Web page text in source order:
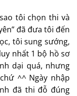
tôi chọn thi và
đã đưa tôi đến
tôi sung sướng,
nhất 1 bộ hồ sơ
dại quá, nhưng
^^ Ngày nhập
đã thi đỗ đúng